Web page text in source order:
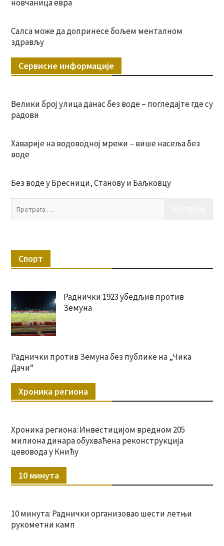
новчаница евра
Салса може да допринесе бољем менталном
здрављу
Сервисне информације
Велики број улица данас без воде – погледајте где су
радови
Хаварије на водоводној мрежи – више насеља без
воде
Без воде у Бресници, Станову и Баљковцу
Спорт
Раднички 1923 убедљив против
Земуна
Раднички против Земуна без публике на „Чика
Дачи“
Хроника региона
Хроника региона: Инвестицијом вредном 205
милиона динара обухваћена реконструкција
цевовода у Книћу
10 минута
10 минута: Раднички организовао шести летњи
рукометни камп